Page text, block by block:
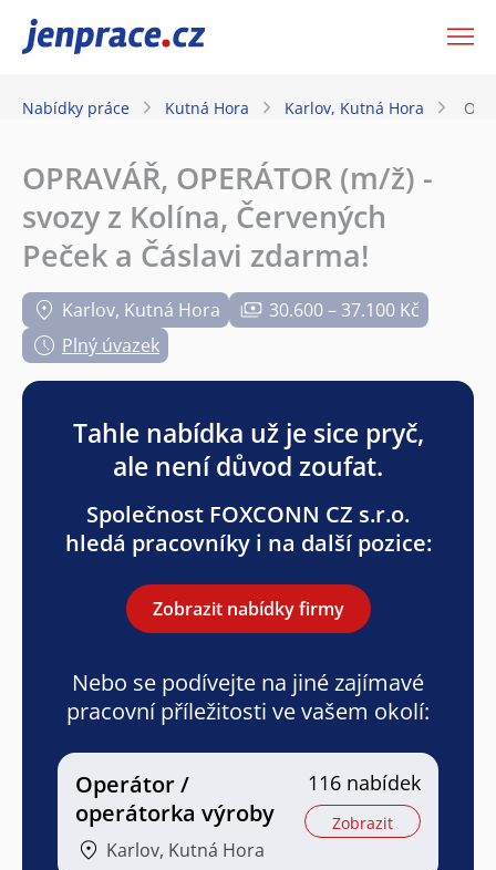
JenPráce.cz
Nabídky práce Kutná Hora Karlov, Kutná Hora
OPRAVÁŘ, OPERÁTOR (m/ž) -
svozy z Kolína, Červených
Peček a Čáslavi zdarma!
Karlov, Kutná Hora
30.600 – 37.100 Kč
Plný úvazek
Tahle nabídka už je sice pryč,
ale není důvod zoufat.
Společnost FOXCONN CZ s.r.o.
hledá pracovníky i na další pozice:
Zobrazit nabídky firmy
Nebo se podívejte na jiné zajímavé
pracovní příležitosti ve vašem okolí:
Operátor /
operátorka výroby
Karlov, Kutná Hora
116 nabídek
Zobrazit